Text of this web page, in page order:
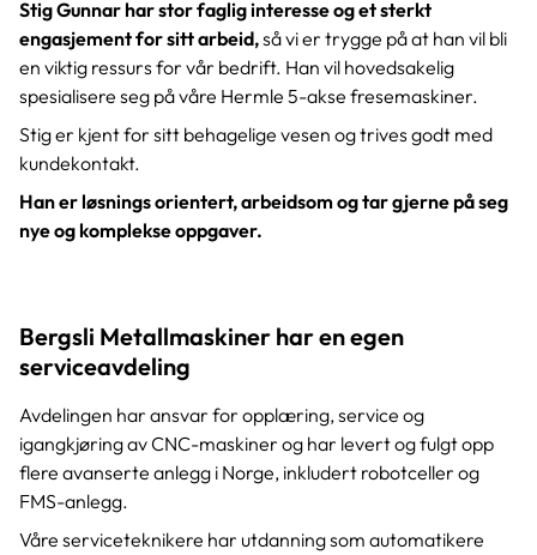
Stig Gunnar har stor faglig interesse og et sterkt
engasjement for sitt arbeid,så vi er trygge på at han vil bli
en viktig ressurs for vår bedrift. Han vil hovedsakelig
spesialisere seg på våre Hermle 5-akse fresemaskiner.
Stig er kjent for sitt behagelige vesen og trives godt med
kundekontakt.
Han er løsnings orientert, arbeidsom og tar gjerne på seg
nye og komplekse oppgaver.
Bergsli Metallmaskiner har en egen
serviceavdeling
Avdelingen har ansvar for opplæring, service og
igangkjøring av CNC-maskiner og har levert og fulgt opp
flere avanserte anlegg i Norge, inkludert robotceller og
FMS-anlegg.
Våre serviceteknikere har utdanning som automatikere